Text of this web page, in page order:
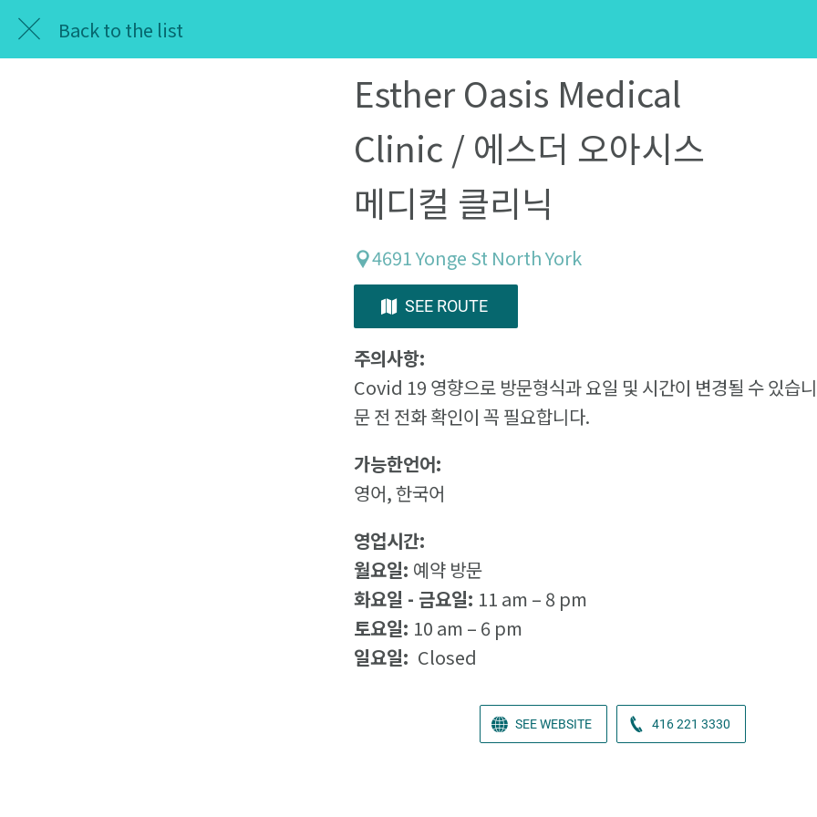
Back to the list
Esther Oasis Medical
Clinic / 에스더 오아시스
메디컬 클리닉
4691 Yonge St North York
SEE ROUTE
주의사항:
Covid 19 영향으로 방문형식과 요일 및 시간이 변경될 수 있습
문 전 전화 확인이 꼭 필요합니다.
가능한언어:
영어, 한국어
영업시간:
월요일: 예약 방문
화요일 - 금요일: 11 am – 8 pm
토요일: 10 am – 6 pm
일요일: Closed
SEE WEBSITE 416 221 3330